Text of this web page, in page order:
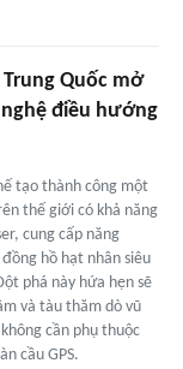
Quốc mở
điều hướng
tạo thành công một
thế giới có khả năng
cung cấp năng
hồ hạt nhân siêu
phá này hứa hẹn sẽ
và tàu thăm dò vũ
cần phụ thuộc
cầu GPS.